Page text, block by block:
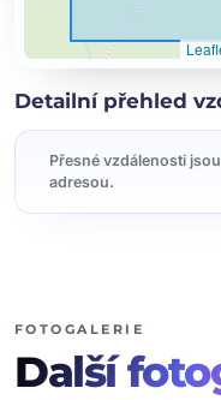
Detailní přehled
Přesné vzdálenosti
adresou.
FOTOGALERIE
Další